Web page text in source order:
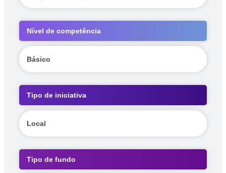
Nível de competência
Básico
Tipo de iniciativa
Local
Tipo de fundo